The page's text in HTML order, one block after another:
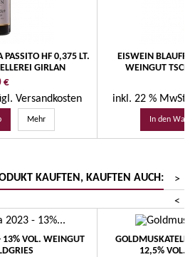
PASSITO HF 0,375 LT.
GIRLAN
€
Versandkosten
Mehr
EISWEIN
WEINGUT
inkl. 22 % MwSt.
In den
KAUFTEN, KAUFTEN AUCH:
>
<
13% VOL. WEINGUT
12,5% VOL.